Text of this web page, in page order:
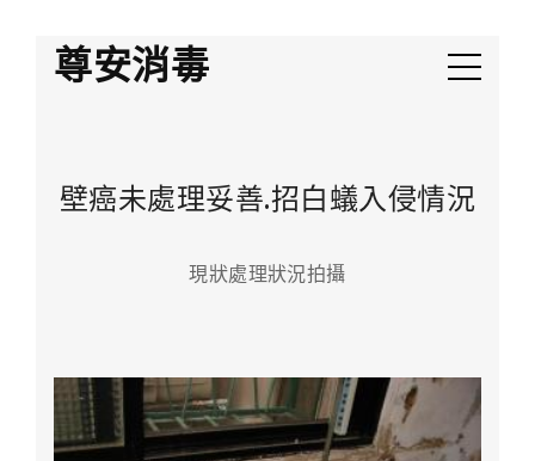
尊安消毒
壁癌未處理妥善.招白蟻入侵情況
現狀處理狀況拍攝